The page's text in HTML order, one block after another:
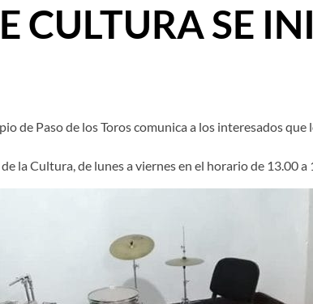
CULTURA SE
de Paso de los Toros comunica a los interesados que
la Cultura, de lunes a viernes en el horario de 13.00 a